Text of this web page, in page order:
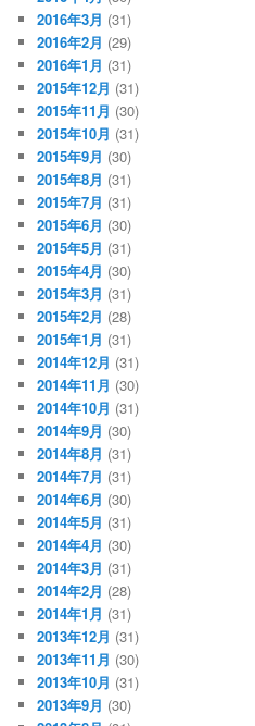
2016年3月 (31)
2016年2月 (29)
2016年1月 (31)
2015年12月 (31)
2015年11月 (30)
2015年10月 (31)
2015年9月 (30)
2015年8月 (31)
2015年7月 (31)
2015年6月 (30)
2015年5月 (31)
2015年4月 (30)
2015年3月 (31)
2015年2月 (28)
2015年1月 (31)
2014年12月 (31)
2014年11月 (30)
2014年10月 (31)
2014年9月 (30)
2014年8月 (31)
2014年7月 (31)
2014年6月 (30)
2014年5月 (31)
2014年4月 (30)
2014年3月 (31)
2014年2月 (28)
2014年1月 (31)
2013年12月 (31)
2013年11月 (30)
2013年10月 (31)
2013年9月 (30)